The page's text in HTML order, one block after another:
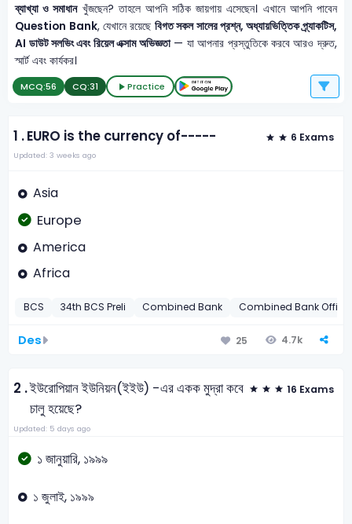
ব্যাখ্যা ও সমাধানখুঁজছেন? তাহলে আপনি সঠিক জায়গায় এসেছেন। এখানে আপনি পাবেন
Question Bank, যেখানে রয়েছে বিগত সকল সালের প্রশ্ন, অধ্যায়ভিত্তিক প্র্যাকটিস,
AI ডাউট সলভিং এবং রিয়েল এক্সাম অভিজ্ঞতা— যা আপনার প্রস্তুতিকে করবে আরও দ্রুত,
স্মার্ট এবং কার্যকর।
MCQ:56 CQ:31 Practice
1 .EURO is the currency of----- 6 Exams
Updated: 3 weeks ago
Asia
Europe
America
Africa
BCS 34th BCS Preli Combined Bank Combined Bank
Des 25 4.7k
2 .ইউরোপিয়ান ইউনিয়ন(ইইউ) -এর একক মুদ্রা কবে
চালু হয়েছে?
16 Exams
Updated: 5 days ago
১ জানুয়ারি, ১৯৯৯
১ জুলাই, ১৯৯৯